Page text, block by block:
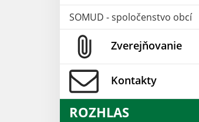
SOMUD - spoločenstvo obcí
Zverejňovanie
Kontakty
ROZHLAS